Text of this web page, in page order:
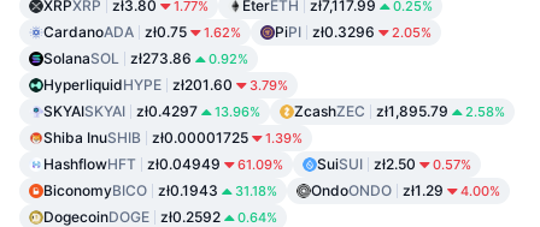
XRPXRP zł3.80 1.77% EterETH zł7,117.99 0.25%
CardanoADA zł0.75 1.62% PiPI zł0.3296 2.05%
SolanaSOL zł273.86 0.92%
HyperliquidHYPE zł201.60 3.79%
SKYAISKYAI zł0.4297 13.96% ZcashZEC zł1,895.79 2.58%
Shiba InuSHIB zł0.00001725 1.39%
HashflowHFT zł0.04949 61.09% SuiSUI zł2.50 0.57%
BiconomyBICO zł0.1943 31.18% OndoONDO zł1.29 4.00%
DogecoinDOGE zł0.2592 0.64%